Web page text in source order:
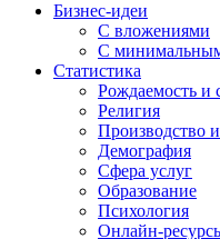
Бизнес-идеи
С вложениями
С
Статистика
Рождаемость и
Религия
Производство
Демография
Сфера услуг
Образование
Психология
Онлайн-